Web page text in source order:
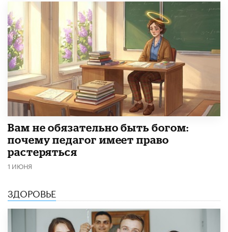
​Вам не обязательно быть богом:
почему педагог имеет право
растеряться
1 ИЮНЯ
ЗДОРОВЬЕ